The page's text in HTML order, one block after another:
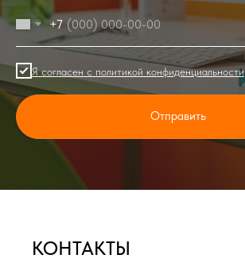
+7
Я согласен с политикой конфиденциальности
Отправить
КОНТАКТЫ